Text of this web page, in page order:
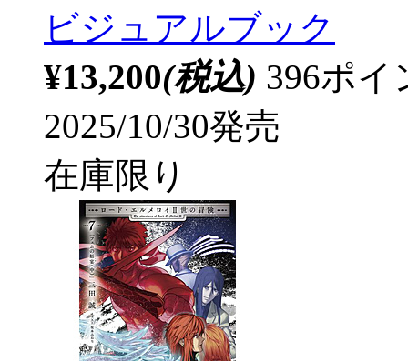
ビジュアルブック
¥13,200(税込) 396ポ
2025/10/30発売
在庫限り